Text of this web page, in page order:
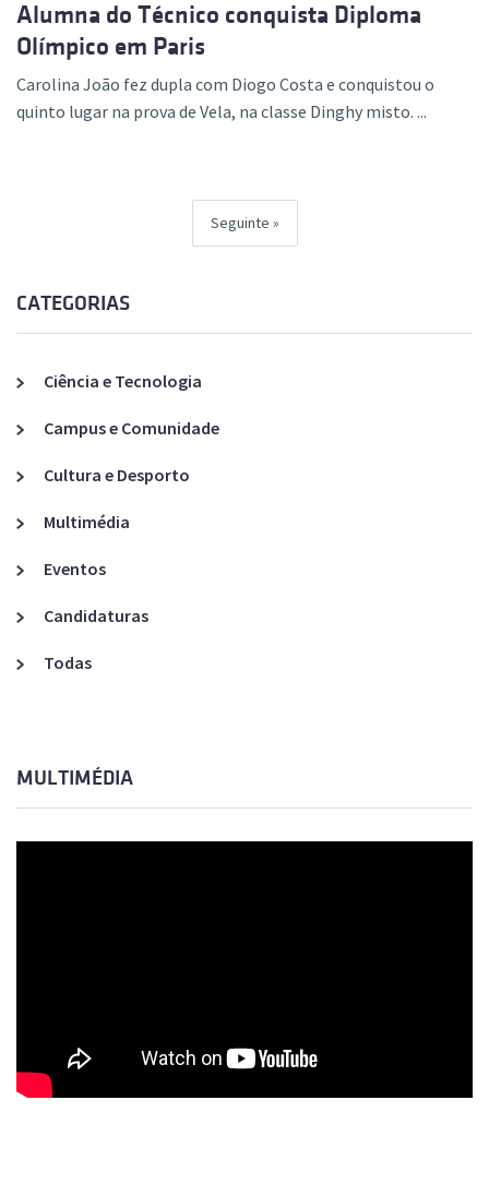
Alumna do Técnico conquista Diploma
Olímpico em Paris
Carolina João fez dupla com Diogo Costa e conquistou o
quinto lugar na prova de Vela, na classe Dinghy misto. ...
Seguinte
CATEGORIAS
Ciência e Tecnologia
Campus e Comunidade
Cultura e Desporto
Multimédia
Eventos
Candidaturas
Todas
MULTIMÉDIA